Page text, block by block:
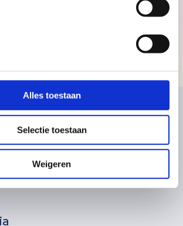
Alles toestaan
Selectie toestaan
Weigeren
Hoofdkantoor
Aziëweg 13C
9407 TC Assen